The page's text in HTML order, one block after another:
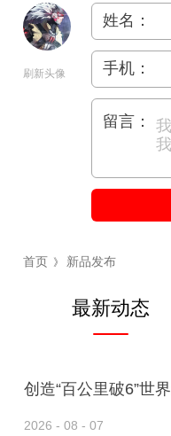
刷新头像
姓名：
手机：
留言：
首页 》 新品发布
最新动态
2026 - 08 - 07